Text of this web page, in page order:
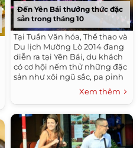
Đến Yên Bái thưởng thức đặc
sản trong tháng 10
Tại Tuần Văn hóa, Thể thao và
Du lịch Mường Lò 2014 đang
diễn ra tại Yên Bái, du khách
có cơ hội nếm thử những đặc
sản như xôi ngũ sắc, pa pỉnh
tộp, pa giảng hay cơm lam.
Xem thêm